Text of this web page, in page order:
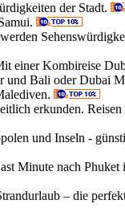
der Stadt.
einer Kombireise
Bali oder Dubai
erkunden.
und Inseln -
Minute nach
– die